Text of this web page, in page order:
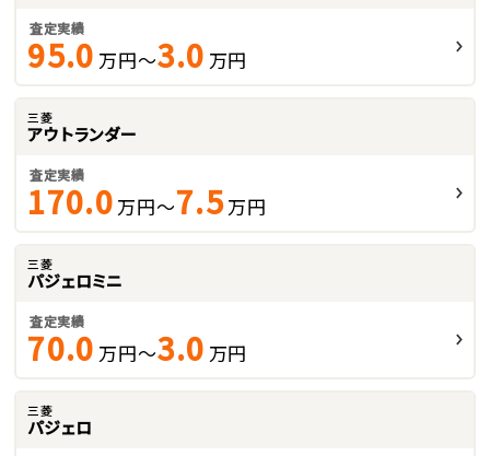
査定実績
95.0 万円～3.0 万円
三菱
アウトランダー
査定実績
170.0 万円～7.5万円
三菱
パジェロミニ
査定実績
70.0 万円～3.0 万円
三菱
パジェロ